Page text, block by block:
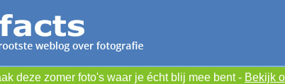
deze zomer foto's waar je écht blij mee bent - Bekijk